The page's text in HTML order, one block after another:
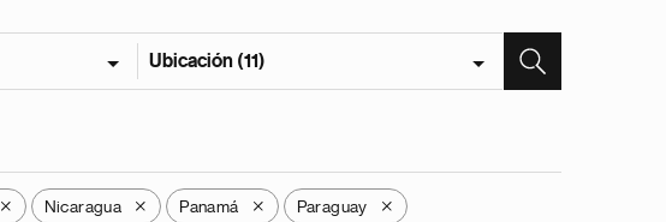
Ubicación (11)
X Nicaragua X Panamá X Paraguay X